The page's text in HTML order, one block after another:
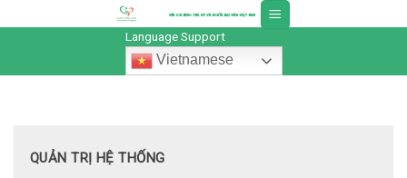
to
Language Support
Vietnamese
QUẢN TRỊ HỆ THỐNG